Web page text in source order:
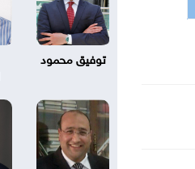
توفيق محمود